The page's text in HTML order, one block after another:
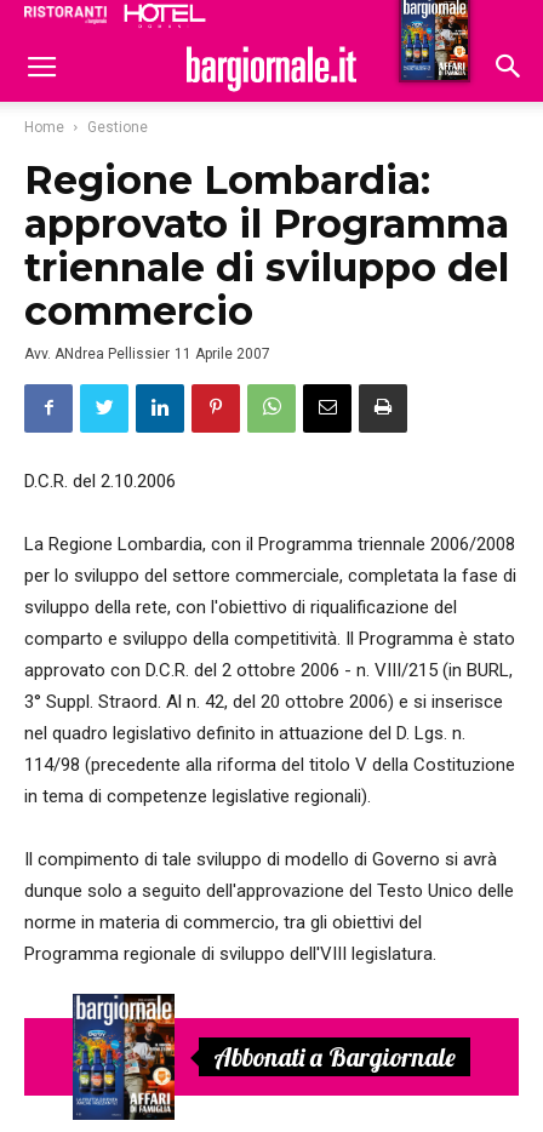
Hoteldomani
Home Gestione
Regione Lombardia:
approvato il Programma
triennale di sviluppo del
commercio
Avv. ANdrea Pellissier 11 Aprile 2007
D.C.R. del 2.10.2006
La Regione Lombardia, con il Programma triennale 2006/2008
per lo sviluppo del settore commerciale, completata la fase di
sviluppo della rete, con l'obiettivo di riqualificazione del
comparto e sviluppo della competitività. Il Programma è stato
approvato con D.C.R. del 2 ottobre 2006 - n. VIII/215 (in BURL,
3° Suppl. Straord. Al n. 42, del 20 ottobre 2006) e si inserisce
nel quadro legislativo definito in attuazione del D. Lgs. n.
114/98 (precedente alla riforma del titolo V della Costituzione
in tema di competenze legislative regionali).
Il compimento di tale sviluppo di modello di Governo si avrà
dunque solo a seguito dell'approvazione del Testo Unico delle
norme in materia di commercio, tra gli obiettivi del
Programma regionale di sviluppo dell'VIII legislatura.
Abbonati a Bargiornale